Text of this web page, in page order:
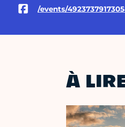
/events/
À